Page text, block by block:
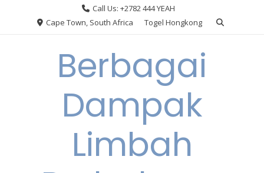
Call Us: +2782 444 YEAH
Cape Town, South Africa
Togel Hongkong
Berbagai
Dampak
Limbah